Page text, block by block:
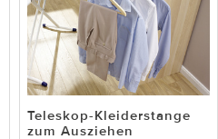
Teleskop-Kleiderstange
zum Ausziehen